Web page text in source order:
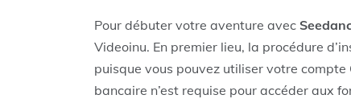
Pour débuter votre aventure avec
Videoinu. En premier lieu, la procédure
puisque vous pouvez utiliser votre
bancaire n’est requise pour accéder aux